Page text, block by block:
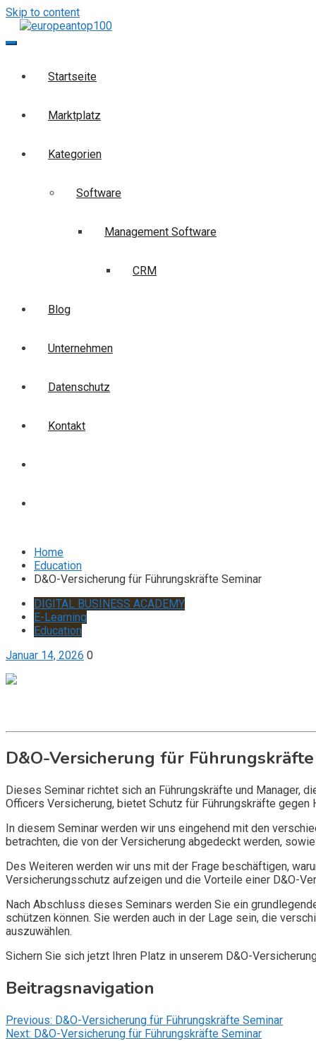
Skip to content
Startseite
Marktplatz
Kategorien
Software
Management Software
CRM
Blog
Unternehmen
Datenschutz
Kontakt
Home
Education
D&O-Versicherung für Führungskräfte Seminar
DIGITAL BUSINESS ACADEMY
E-Learning
Education
Januar 14, 2026 0
D&O-Versicherung für
Dieses Seminar richtet sich an Führungskräfte und Manager,
Officers Versicherung, bietet Schutz für Führungskräfte
In diesem Seminar werden wir uns eingehend mit den
betrachten, die von der Versicherung abgedeckt werden,
Des Weiteren werden wir uns mit der Frage beschäftigen,
Versicherungsschutz aufzeigen und die Vorteile einer D&O-
Nach Abschluss dieses Seminars werden Sie ein
schützen können. Sie werden auch in der Lage sein, die
auszuwählen.
Sichern Sie sich jetzt Ihren Platz in unserem D&O-
Beitragsnavigation
Previous: D&O-Versicherung für Führungskräfte Seminar
Next: D&O-Versicherung für Führungskräfte Seminar